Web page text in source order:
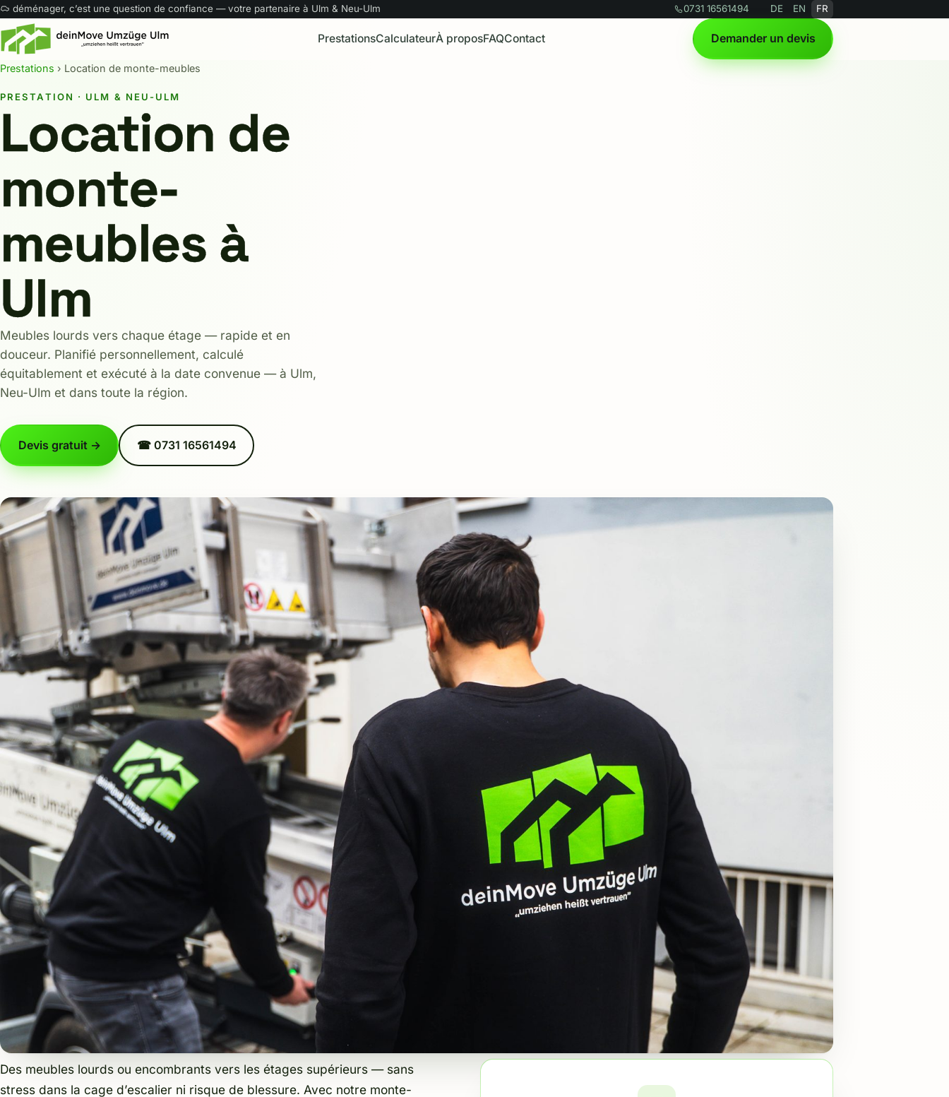
déménager, c’est une question de confiance — votre partenaire à Ulm & Neu-Ulm 0731 16561494 DE EN FR
PrestationsCalculateurÀ proposFAQContact Demander un devis
Prestations › Location de monte-meubles
PRESTATION · ULM & NEU-ULM
Location de
monte-
meubles à
Ulm
Meubles lourds vers chaque étage — rapide et en
douceur. Planifié personnellement, calculé
équitablement et exécuté à la date convenue — à Ulm,
Neu-Ulm et dans toute la région.
Devis gratuit → ☎ 0731 16561494
Des meubles lourds ou encombrants vers les étages supérieurs — sans
stress dans la cage d’escalier ni risque de blessure. Avec notre monte-